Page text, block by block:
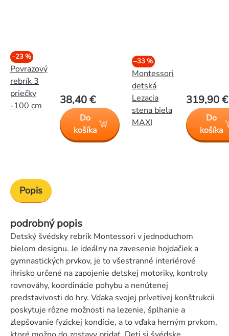
–23 %
Povrazový
rebrík 3
priečky
-100 cm
38,40 €
Do
košíka
–33 %
Montessori
detská
Lezacia
stena biela
MAXI
319,90 €
Do
košíka
Popis
podrobný popis
Detský švédsky rebrík Montessori v jednoduchom
bielom designu. Je ideálny na zavesenie hojdačiek a
gymnastických prvkov, je to všestranné interiérové
ihrisko určené na zapojenie detskej motoriky, kontroly
rovnováhy, koordinácie pohybu a nenútenej
predstavivosti do hry. Vďaka svojej prívetivej konštrukcii
poskytuje rôzne možnosti na lezenie, šplhanie a
zlepšovanie fyzickej kondície, a to vďaka herným prvkom,